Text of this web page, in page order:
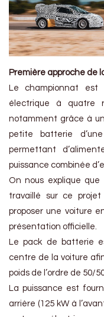
Première approche de
Le championnat est
électrique à quatre
notamment grâce à
petite batterie
permettant
puissance combinée
On nous explique que
travaillé sur ce
proposer une voiture
présentation officielle.
Le pack de batterie
centre de la voiture
poids de l’ordre de 50/
La puissance est
arrière (125 kW à